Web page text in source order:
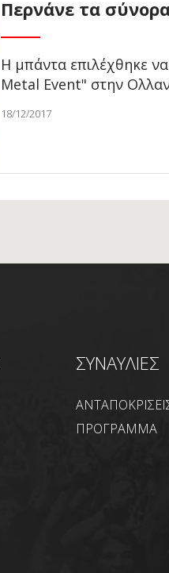
Περνάνε τα
Η μπάντα επιλέχθηκε
Metal Event" στην
18/12/2017
ΣΥΝΑΥΛΙΕΣ
ΠΡΟΓΡΑΜΜΑ